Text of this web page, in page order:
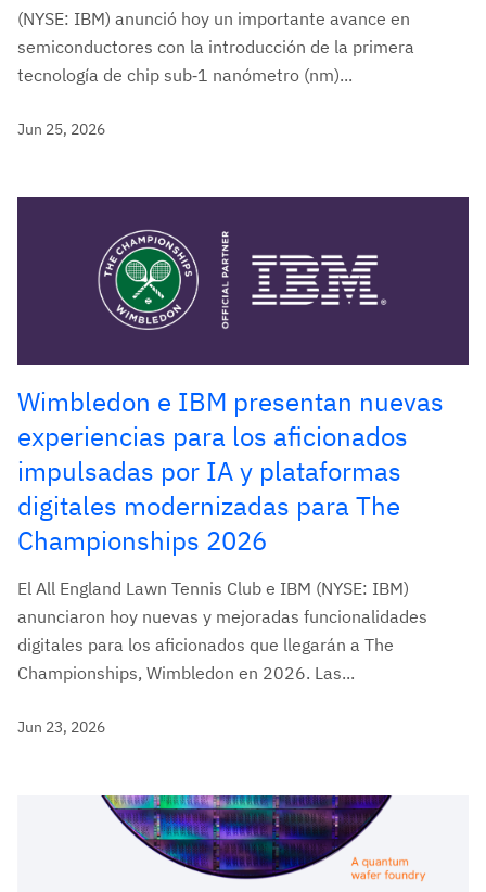
(NYSE: IBM) anunció hoy un importante avance en
semiconductores con la introducción de la primera
tecnología de chip sub‑1 nanómetro (nm)...
Jun 25, 2026
Wimbledon e IBM presentan nuevas
experiencias para los aficionados
impulsadas por IA y plataformas
digitales modernizadas para The
Championships 2026
El All England Lawn Tennis Club e IBM (NYSE: IBM)
anunciaron hoy nuevas y mejoradas funcionalidades
digitales para los aficionados que llegarán a The
Championships, Wimbledon en 2026. Las...
Jun 23, 2026